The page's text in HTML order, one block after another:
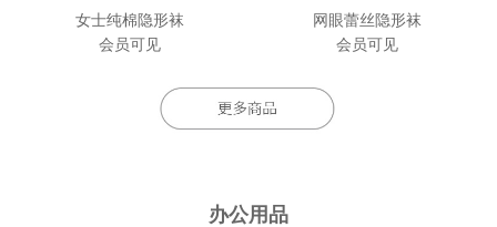
女士纯棉隐形袜
会员可见
网眼蕾丝隐形袜
会员可见
办公用品